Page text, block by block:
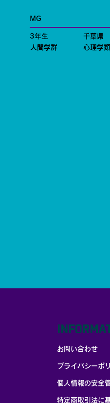
MG
3年生
千葉県
人間学群
心理学類
お問い合わせ
プライバシーポ
個人情報の安全
特定商取引法に